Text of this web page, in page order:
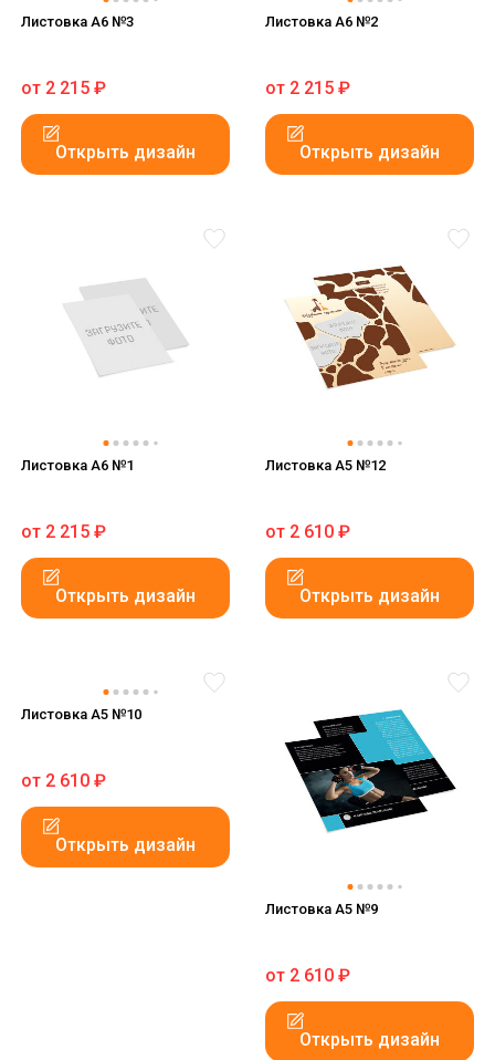
Листовка А6 №3
от 2 215 ₽
Открыть дизайн
Листовка А6 №2
от 2 215 ₽
Открыть дизайн
Листовка А6 №1
от 2 215 ₽
Открыть дизайн
Листовка А5 №12
от 2 610 ₽
Открыть дизайн
Листовка А5 №10
от 2 610 ₽
Открыть дизайн
Листовка А5 №9
от 2 610 ₽
Открыть дизайн